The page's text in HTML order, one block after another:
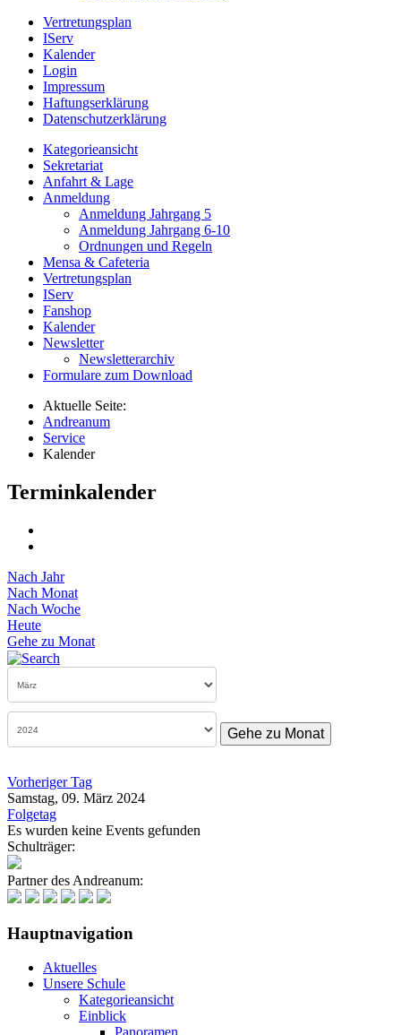
Vertretungsplan
IServ
Kalender
Login
Impressum
Haftungserklärung
Datenschutzerklärung
Kategorieansicht
Sekretariat
Anfahrt & Lage
Anmeldung
Anmeldung Jahrgang 5
Anmeldung Jahrgang 6-10
Ordnungen und Regeln
Mensa & Cafeteria
Vertretungsplan
IServ
Fanshop
Kalender
Newsletter
Newsletterarchiv
Formulare zum Download
Aktuelle Seite:
Andreanum
Service
Kalender
Terminkalender
Nach Jahr
Nach Monat
Nach Woche
Heute
Gehe zu Monat
Gehe zu Monat
Vorheriger Tag
Samstag, 09. März 2024
Folgetag
Es wurden keine Events gefunden
Schulträger:
Partner des Andreanum:
Hauptnavigation
Aktuelles
Unsere Schule
Kategorieansicht
Einblick